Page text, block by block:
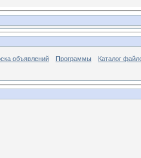
объявлений Программы Каталог